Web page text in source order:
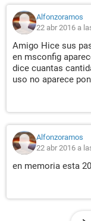
Alfonzoramos
22 abr 2016 a
Amigo Hice sus
en msconfig
dice cuantas
uso no aparece
Alfonzoramos
22 abr 2016 a
en memoria esta